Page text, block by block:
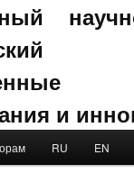
и
RU EN